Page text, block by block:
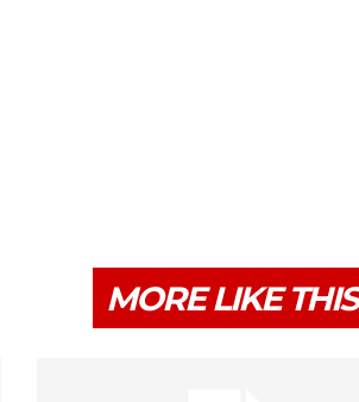
MORE LIKE THIS